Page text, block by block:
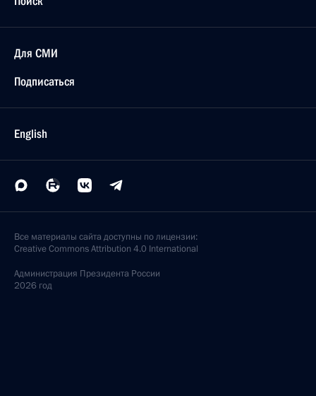
10 мая 2022 года, 21:00
Кот-д'Ивуар, Абиджан
26 апреля 2022 года, вторник
При содействии Марии Львовой-Беловой дети-
сироты из Донбасса устроены в российские семьи
под временную опеку
Подписан Указ о внедрении информационных
технологий в работу по профилактике
коррупционных и иных правонарушений